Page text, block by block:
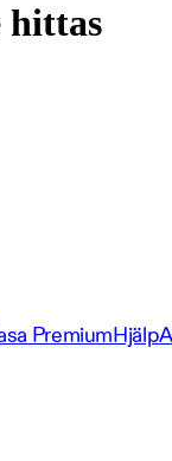
hittas
PremiumHjälp